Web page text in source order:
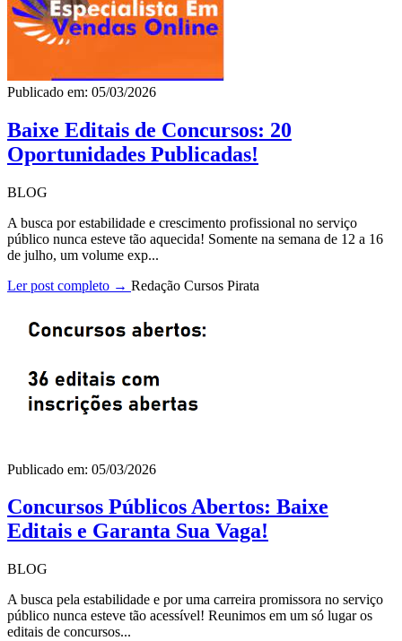
Publicado em: 05/03/2026
Baixe Editais de Concursos: 20
Oportunidades Publicadas!
BLOG
A busca por estabilidade e crescimento profissional no serviço
público nunca esteve tão aquecida! Somente na semana de 12 a 16
de julho, um volume exp...
Ler post completo → Redação Cursos Pirata
Publicado em: 05/03/2026
Concursos Públicos Abertos: Baixe
Editais e Garanta Sua Vaga!
BLOG
A busca pela estabilidade e por uma carreira promissora no serviço
público nunca esteve tão acessível! Reunimos em um só lugar os
editais de concursos...